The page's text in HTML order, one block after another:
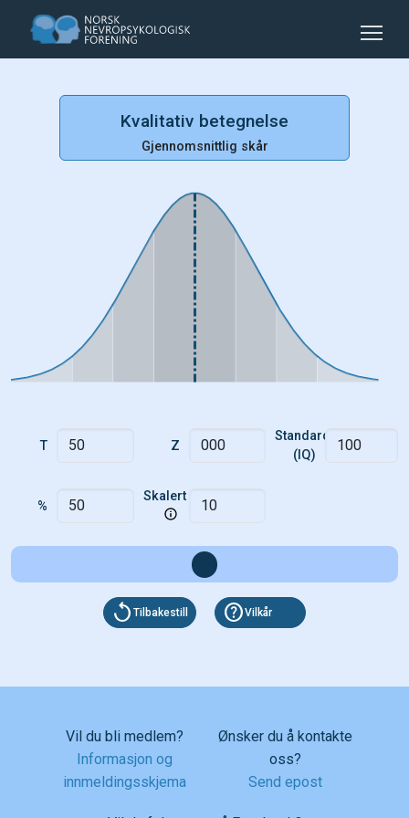
Kvalitativ betegnelse
Gjennomsnittlig skår
T Z
Standard
(IQ)
%
Skalert
replay Tilbakestill helpVilkår
Vil du bli medlem?
Informasjon og
innmeldingsskjema
Ønsker du å kontakte
oss?
Send epost